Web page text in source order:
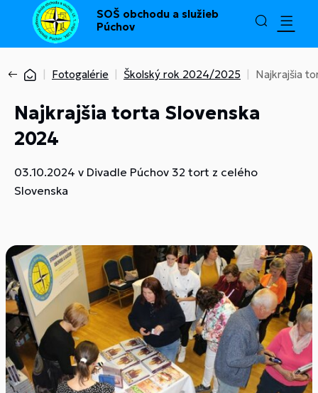
SOŠ obchodu a služieb
Púchov
Fotogalérie Školský rok 2024/2025 Najkrajšia
Najkrajšia torta Slovenska
2024
03.10.2024 v Divadle Púchov 32 tort z celého
Slovenska